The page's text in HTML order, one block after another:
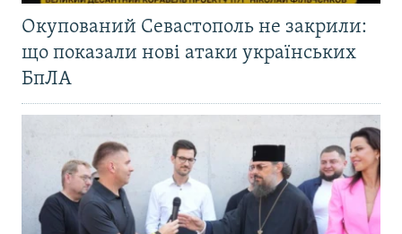
Окупований Севастополь не закрили:
що показали нові атаки українських
БпЛА